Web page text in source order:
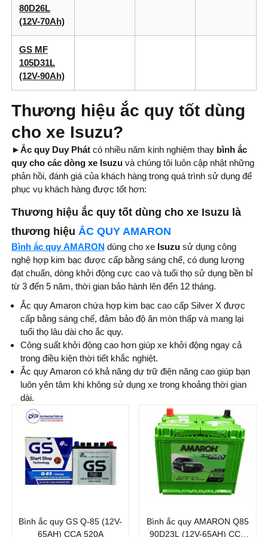
80D26L
(12V-70Ah)
GS MF
105D31L
(12V-90Ah)
Thương hiệu ắc quy tốt dùng
cho xe Isuzu?
►Ắc quy Duy Phát có nhiều năm kinh nghiệm thay bình ắc
quy cho các dòng xe Isuzu và chúng tôi luôn cập nhật những
phản hồi, đánh giá của khách hàng trong quá trình sử dụng để
phục vụ khách hàng được tốt hơn:
Thương hiệu ắc quy tốt dùng cho xe Isuzu là
thương hiệu ẮC QUY AMARON
Bình ắc quy AMARON dùng cho xe Isuzu sử dụng công
nghệ hợp kim bạc được cấp bằng sáng chế, có dung lượng
đạt chuẩn, dòng khởi động cực cao và tuổi thọ sử dụng bền bỉ
từ 3 đến 5 năm, thời gian bảo hành lên đến 12 tháng.
Ắc quy Amaron chứa hợp kim bạc cao cấp Silver X được
cấp bằng sáng chế, đảm bảo độ ăn mòn thấp và mang lại
tuổi thọ lâu dài cho ắc quy.
Công suất khởi động cao hơn giúp xe khởi động ngay cả
trong điều kiện thời tiết khắc nghiệt.
Ắc quy Amaron có khả năng dự trữ điện năng cao giúp bạn
luôn yên tâm khi không sử dụng xe trong khoảng thời gian
dài.
Thương hiệu ắc
GS
Điện thế (V):12 V
65
Dòng khởi động
Bình ắc quy GS Q-85 (12V-
65AH) CCA 520A
Thương hiệu ắc
quy:
AMARON
Điện thế (V):
12 V
Dung lượng (Ah):65
Dòng khởi động
Bình ắc quy AMARON Q85
90D23L (12V-65AH) CCA